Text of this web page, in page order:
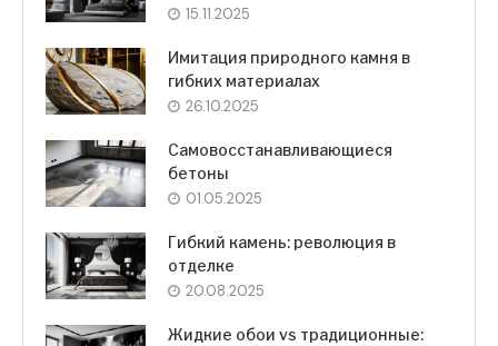
15.11.2025
Имитация природного камня в
гибких материалах
26.10.2025
Самовосстанавливающиеся
бетоны
01.05.2025
Гибкий камень: революция в
отделке
20.08.2025
Жидкие обои vs традиционные: